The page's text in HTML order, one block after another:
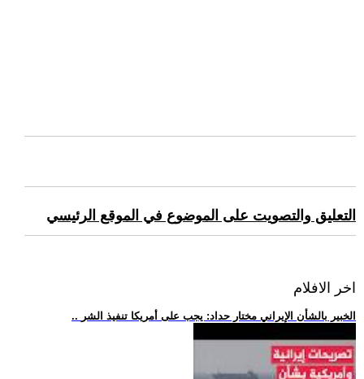
التعليق والتصويت على الموضوع في الموقع الرئيسي
اخر الافلام
.. الخبير بالشأن الإيراني مختار حداد: يجب على أمريكا تنفيذ الشر